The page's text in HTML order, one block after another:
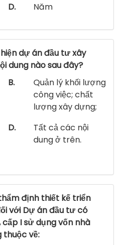
D. Năm
dự án đầu tư xây
dung nào sau đây?
B.
Quản lý khối lượng
công việc; chất
lượng xây dựng;
D.
Tất cả các nội
dung ở trên.
định thiết kế triển
với Dự án đầu tư có
I sử dụng vốn nhà
về: